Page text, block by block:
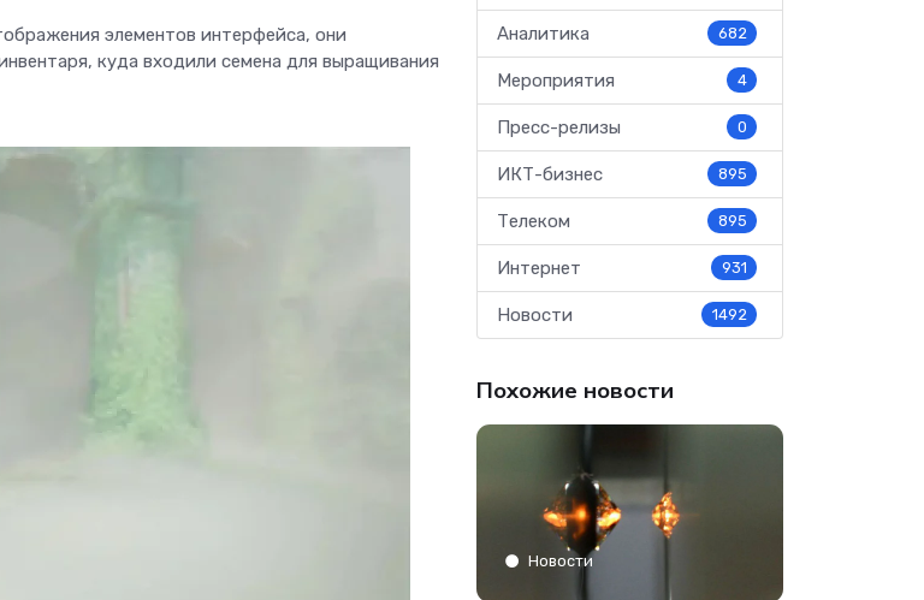
элементов интерфейса, они
куда входили семена для выращивания
Аналитика 682
Мероприятия 4
Пресс-релизы 0
ИКТ-бизнес 895
Телеком 895
Интернет 931
Новости 1492
Похожие новости
Новости